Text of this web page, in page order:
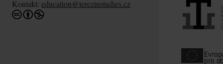
Kontakt: education@terezinstudies.cz